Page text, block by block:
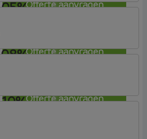
Offerte aanvragen
Offerte aanvragen
Offerte aanvragen
(Incl. Korting)
(Incl. Korting)